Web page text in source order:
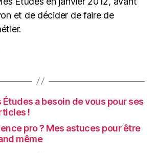
et de décider de faire de
Études a besoin de vous pour ses
!
pro ? Mes astuces pour être
même